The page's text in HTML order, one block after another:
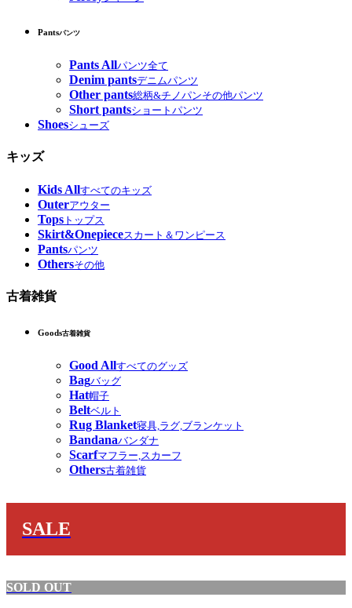
Pantsパンツ
Pants Allパンツ全て
Denim pantsデニムパンツ
Other pants総柄&チノパンその他パンツ
Short pantsショートパンツ
Shoesシューズ
キッズ
Kids Allすべてのキッズ
Outerアウター
Tops トップス
Skirt&Onepieceスカート＆ワンピース
Pantsパンツ
Othersその他
古着雑貨
Goods古着雑貨
Good Allすべてのグッズ
Bagバッグ
Hat帽子
Beltベルト
Rug Blanket寝具,ラグ,ブランケット
Bandanaバンダナ
Scarfマフラー,スカーフ
Others古着雑貨
SALE
SOLD OUT